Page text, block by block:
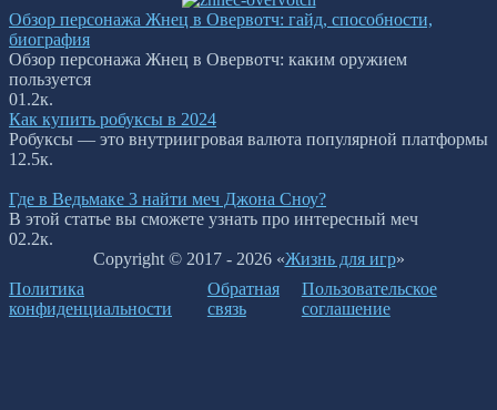
Обзор персонажа Жнец в Овервотч: гайд, способности,
биография
Обзор персонажа Жнец в Овервотч: каким оружием
пользуется
01.2к.
Как купить робуксы в 2024
Робуксы — это внутриигровая валюта популярной платформы
12.5к.
Где в Ведьмаке 3 найти меч Джона Сноу?
В этой статье вы сможете узнать про интересный меч
02.2к.
Copyright © 2017 - 2026 «Жизнь для игр»
Политика
конфиденциальности
Обратная
связь
Пользовательское
соглашение